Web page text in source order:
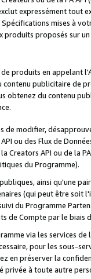
expressément tout
mises à
proposés sur
produits en appelant
publicitaire de
obtenez du contenu
de modifier,
ou des Flux de
API ou de la
du Programme).
ainsi qu'une
(qui peut être soit
du Programme
de Compte par le biais
via les services
pour les sous-
en préserver la
à toute autre